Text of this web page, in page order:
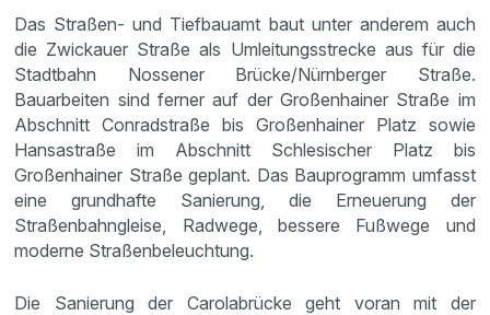
Das Straßen- und Tiefbauamt baut unter anderem auch
die Zwickauer Straße als Umleitungsstrecke aus für die
Stadtbahn Nossener Brücke/Nürnberger Straße.
Bauarbeiten sind ferner auf der Großenhainer Straße im
Abschnitt Conradstraße bis Großenhainer Platz sowie
Hansastraße im Abschnitt Schlesischer Platz bis
Großenhainer Straße geplant. Das Bauprogramm umfasst
eine grundhafte Sanierung, die Erneuerung der
Straßenbahngleise, Radwege, bessere Fußwege und
moderne Straßenbeleuchtung.
Die Sanierung der Carolabrücke geht voran mit der